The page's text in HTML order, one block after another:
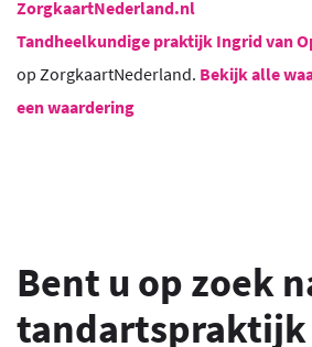
Tandheelkundige praktijk Ingrid van
op ZorgkaartNederland. Bekijk alle
een waardering
Bent u op zoek
tandartspraktijk